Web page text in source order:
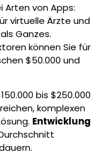
von Apps:
virtuelle Ärzte und
Ganzes.
können Sie für
$50.000 und
bis $250.000
komplexen
Entwicklung